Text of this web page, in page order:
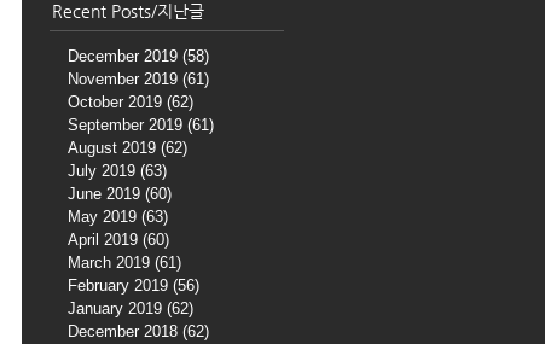
Recent Posts/지난글
December 2019 (58)
November 2019 (61)
October 2019 (62)
September 2019 (61)
August 2019 (62)
July 2019 (63)
June 2019 (60)
May 2019 (63)
April 2019 (60)
March 2019 (61)
February 2019 (56)
January 2019 (62)
December 2018 (62)